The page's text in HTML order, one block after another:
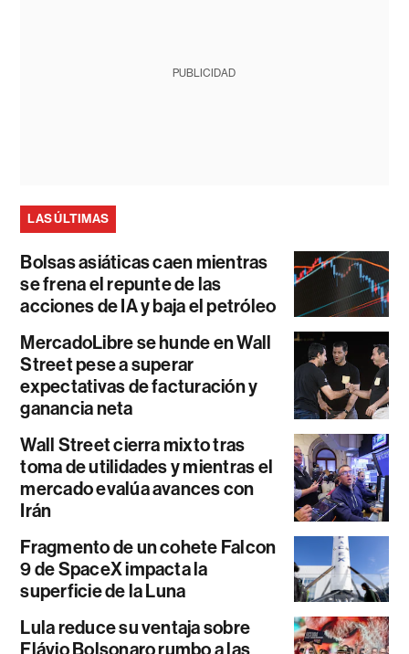
PUBLICIDAD
LAS ÚLTIMAS
Bolsas asiáticas caen mientras
se frena el repunte de las
acciones de IA y baja el petróleo
MercadoLibre se hunde en Wall
Street pese a superar
expectativas de facturación y
ganancia neta
Wall Street cierra mixto tras
toma de utilidades y mientras el
mercado evalúa avances con
Irán
Fragmento de un cohete Falcon
9 de SpaceX impacta la
superficie de la Luna
Lula reduce su ventaja sobre
Flávio Bolsonaro rumbo a las